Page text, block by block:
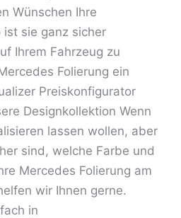
Wünschen Ihre
ist sie ganz sicher
Ihrem Fahrzeug zu
Folierung ein
Preiskonfigurator
Designkollektion Wenn
lassen wollen, aber
sind, welche Farbe und
Mercedes Folierung am
wir Ihnen gerne.
in